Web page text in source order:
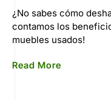
¿No sabes cómo
contamos los
muebles usados!
Read More